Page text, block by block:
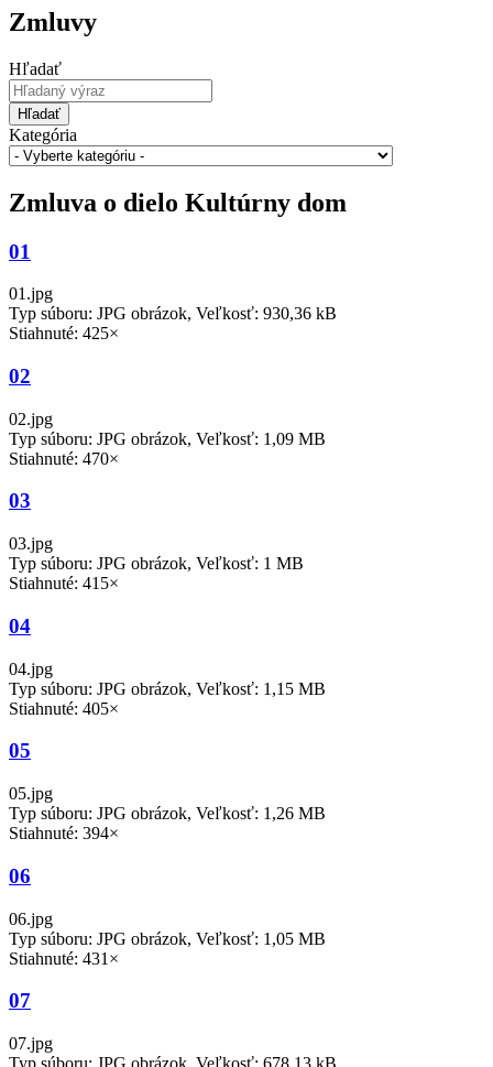
Zmluvy
Hľadať
Hľadať
Kategória
Zmluva o dielo Kultúrny dom
01
01.jpg
Typ súboru: JPG obrázok, Veľkosť: 930,36 kB
Stiahnuté: 425×
02
02.jpg
Typ súboru: JPG obrázok, Veľkosť: 1,09 MB
Stiahnuté: 470×
03
03.jpg
Typ súboru: JPG obrázok, Veľkosť: 1 MB
Stiahnuté: 415×
04
04.jpg
Typ súboru: JPG obrázok, Veľkosť: 1,15 MB
Stiahnuté: 405×
05
05.jpg
Typ súboru: JPG obrázok, Veľkosť: 1,26 MB
Stiahnuté: 394×
06
06.jpg
Typ súboru: JPG obrázok, Veľkosť: 1,05 MB
Stiahnuté: 431×
07
07.jpg
Typ súboru: JPG obrázok, Veľkosť: 678,13 kB